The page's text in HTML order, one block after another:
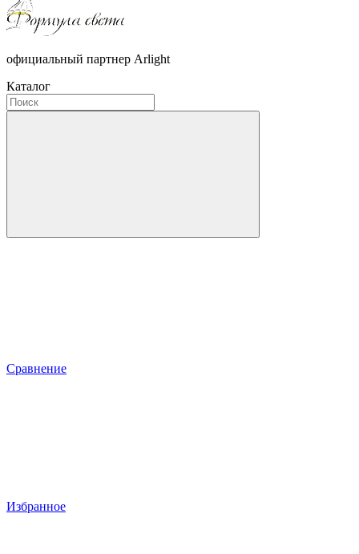
официальный партнер Arlight
Каталог
Сравнение
Избранное